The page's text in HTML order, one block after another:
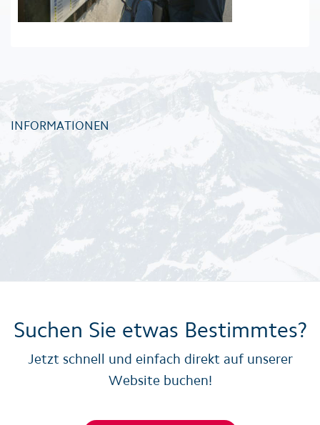
INFORMATIONEN
Suchen Sie etwas Bestimmtes?
Jetzt schnell und einfach direkt auf unserer
Website buchen!